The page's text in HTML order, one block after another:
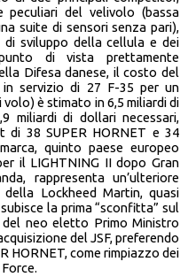
del velivolo (bassa
suite di sensori senza pari),
sviluppo della cellula e dei
di vista prettamente
Difesa danese, il costo del
servizio di 27 F-35 per un
volo) è stimato in 6,5 miliardi di
miliardi di dollari necessari,
di 38 SUPER HORNET e 34
quinto paese europeo
il LIGHTNING II dopo Gran
rappresenta un’ulteriore
Lockheed Martin, quasi
la prima “sconfitta” sul
neo eletto Primo Ministro
del JSF, preferendo
HORNET, come rimpiazzo dei